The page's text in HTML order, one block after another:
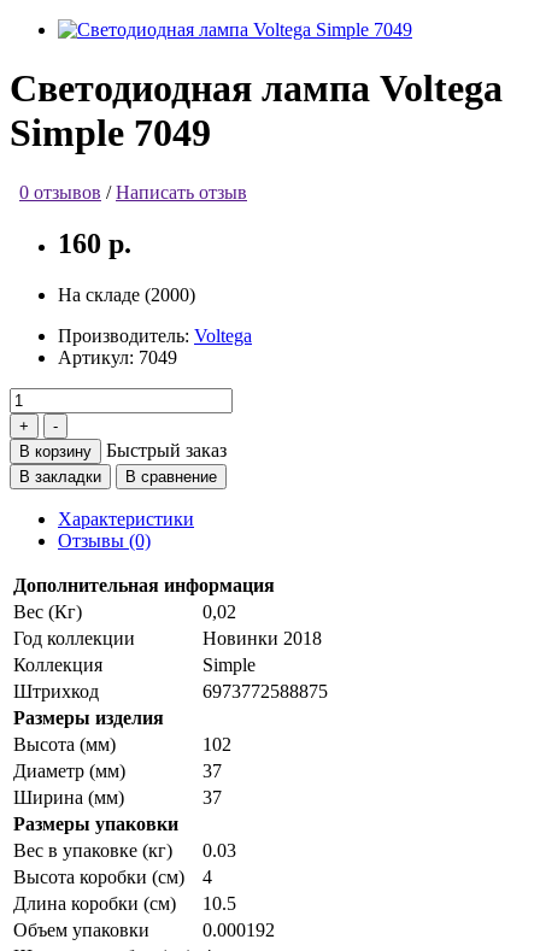
Светодиодная лампа Voltega
Simple 7049
0 отзывов /Написать отзыв
160 р.
На складе (2000)
Производитель: Voltega
Артикул: 7049
В корзину Быстрый заказ
В закладки В сравнение
Характеристики
Отзывы (0)
Дополнительная информация
Вес (Кг)
0,02
Год коллекции
Новинки 2018
Коллекция
Simple
Штрихкод
6973772588875
Размеры изделия
Высота (мм)
102
Диаметр (мм)
37
Ширина (мм)
37
Размеры упаковки
Вес в упаковке (кг)
0.03
Высота коробки (см)
4
Длина коробки (см)
10.5
Объем упаковки
0.000192